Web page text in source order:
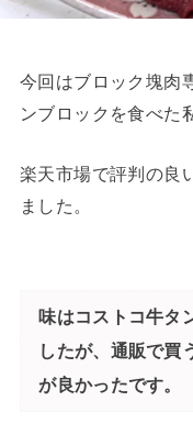
今回はブロック塊肉
ンブロックを食べた
楽天市場で評判の良
ました。
味はコストコ牛タ
したが、通販で買
が良かったです。